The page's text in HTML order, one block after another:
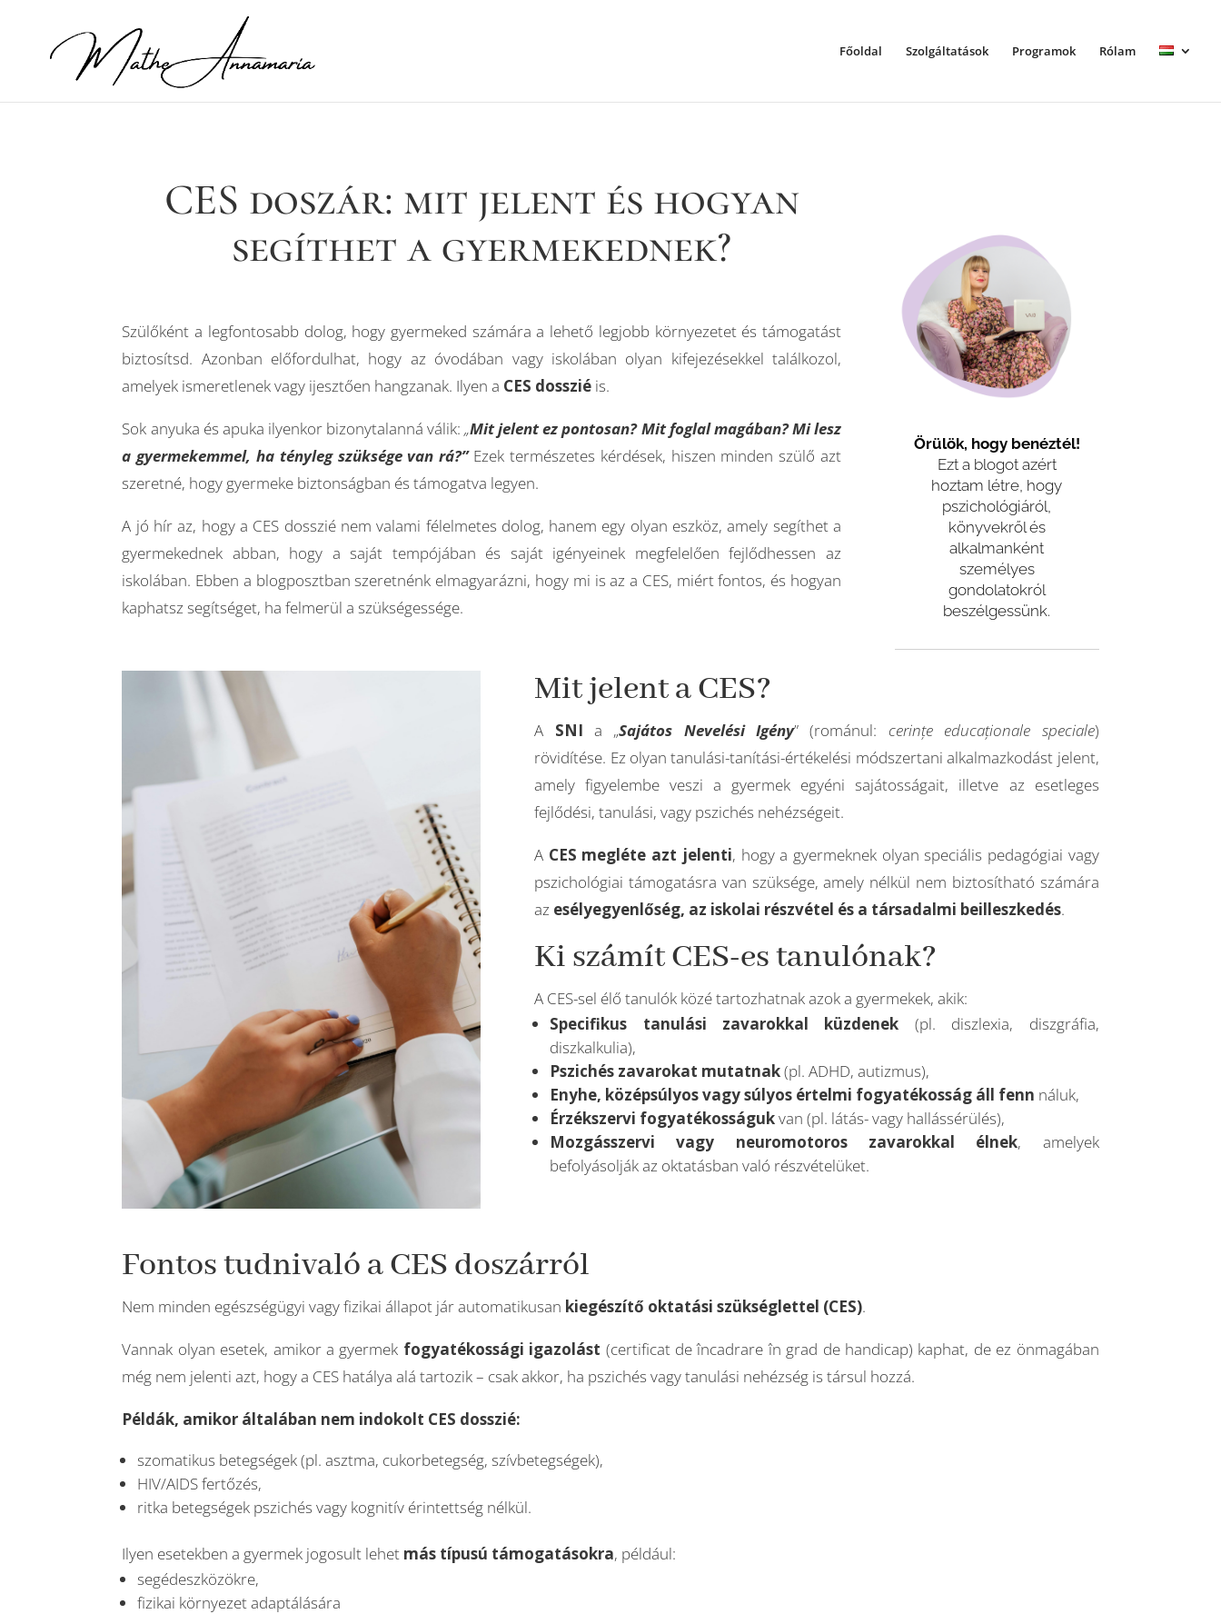
Főoldal Szolgáltatások Programok Rólam
CES doszár: mit jelent és hogyan
segíthet a gyermekednek?
Szülőként a legfontosabb dolog, hogy gyermeked számára a lehető legjobb környezetet és támogatást
biztosítsd. Azonban előfordulhat, hogy az óvodában vagy iskolában olyan kifejezésekkel találkozol,
amelyek ismeretlenek vagy ijesztően hangzanak. Ilyen a CES dosszié is.
Sok anyuka és apuka ilyenkor bizonytalanná válik:„Mit jelent ez pontosan? Mit foglal magában? Mi lesz
a gyermekemmel, ha tényleg szüksége van rá?”Ezek természetes kérdések, hiszen minden szülő azt
szeretné, hogy gyermeke biztonságban és támogatva legyen.
A jó hír az, hogy a CES dosszié nem valami félelmetes dolog, hanem egy olyan eszköz, amely segíthet a
gyermekednek abban, hogy a saját tempójában és saját igényeinek megfelelően fejlődhessen az
iskolában. Ebben a blogposztban szeretnénk elmagyarázni, hogy mi is az a CES, miért fontos, és hogyan
kaphatsz segítséget, ha felmerül a szükségessége.
Örülök, hogy benéztél!
Ezt a blogot azért
hoztam létre, hogy
pszichológiáról,
könyvekről és
alkalmanként
személyes
gondolatokról
beszélgessünk.
Mit jelent a CES?
A SNI a „Sajátos Nevelési Igény” (románul: cerințe educaționale speciale)
rövidítése. Ez olyan tanulási-tanítási-értékelési módszertani alkalmazkodást jelent,
amely figyelembe veszi a gyermek egyéni sajátosságait, illetve az esetleges
fejlődési, tanulási, vagy pszichés nehézségeit.
A CES megléte azt jelenti, hogy a gyermeknek olyan speciális pedagógiai vagy
pszichológiai támogatásra van szüksége, amely nélkül nem biztosítható számára
az esélyegyenlőség, az iskolai részvétel és a társadalmi beilleszkedés.
Ki számít CES-es tanulónak?
A CES-sel élő tanulók közé tartozhatnak azok a gyermekek, akik:
Specifikus tanulási zavarokkal
küzdenek (pl. diszlexia, diszgráfia,
diszkalkulia),
Pszichés zavarokat mutatnak(pl. ADHD, autizmus),
Enyhe, középsúlyos vagy súlyos értelmi fogyatékosság áll fenn náluk,
Érzékszervi fogyatékosságukvan (pl. látás- vagy hallássérülés),
Mozgásszervi vagy neuromotoros zavarokkal
élnek, amelyek
befolyásolják az oktatásban való részvételüket.
Fontos tudnivaló a CES doszárról
Nem minden egészségügyi vagy fizikai állapot jár automatikusan kiegészítő oktatási szükséglettel (CES).
Vannak olyan esetek, amikor a gyermek fogyatékossági igazolást (certificat de încadrare în grad de handicap) kaphat, de ez önmagában
még nem jelenti azt, hogy a CES hatálya alá tartozik – csak akkor, ha pszichés vagy tanulási nehézség is társul hozzá.
Példák, amikor általában nem indokolt CES dosszié:
szomatikus betegségek (pl. asztma, cukorbetegség, szívbetegségek),
HIV/AIDS fertőzés,
ritka betegségek pszichés vagy kognitív érintettség nélkül.
Ilyen esetekben a gyermek jogosult lehet más típusú támogatásokra, például:
segédeszközökre,
fizikai környezet adaptálására